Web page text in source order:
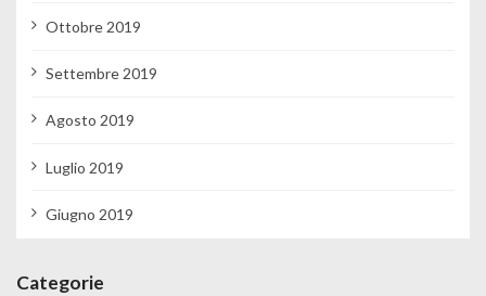
Ottobre 2019
Settembre 2019
Agosto 2019
Luglio 2019
Giugno 2019
Categorie